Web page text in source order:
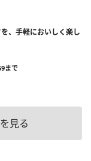
、手軽においしく楽し
まで
見る